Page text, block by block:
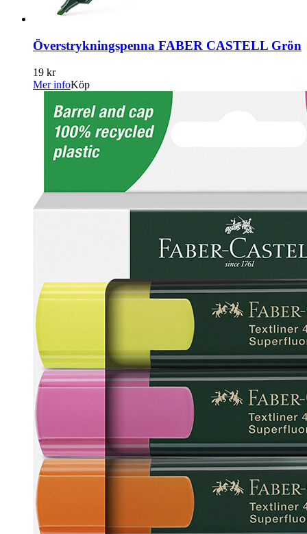
Överstrykningspenna FABER CASTELL Grön
19 kr
Mer infoKöp